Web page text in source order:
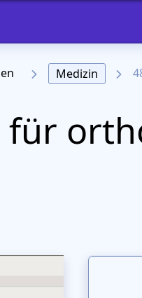
Medizin
für